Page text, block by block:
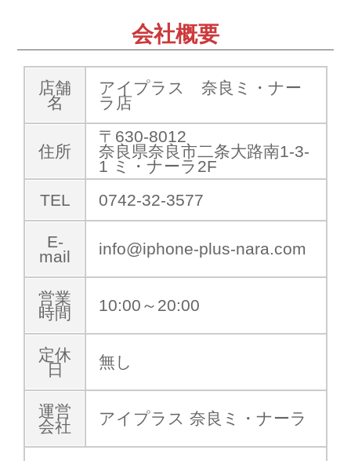
会社概要
店舗
名
アイプラス 奈良ミ・ナー
ラ店
住所
〒630-8012
奈良県奈良市二条大路南1-3-
1 ミ・ナーラ2F
TEL
0742-32-3577
E-
mail
info@iphone-plus-nara.com
営業
時間
10:00～20:00
定休
日
無し
運営
会社
アイプラス 奈良ミ・ナーラ